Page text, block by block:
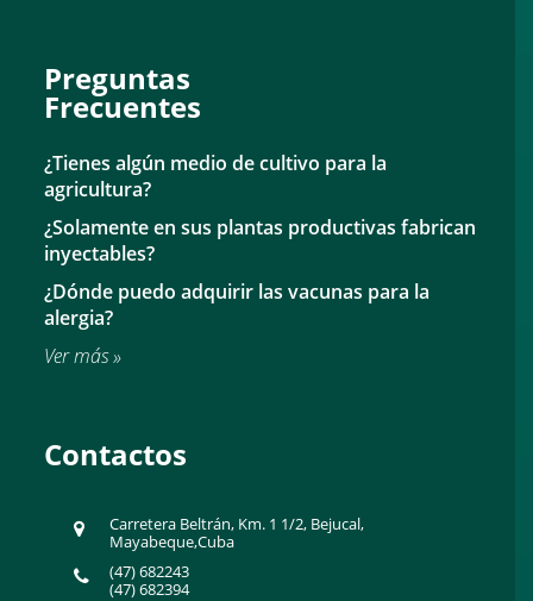
Preguntas
Frecuentes
¿Tienes algún medio de cultivo para la
agricultura?
¿Solamente en sus plantas productivas fabrican
inyectables?
¿Dónde puedo adquirir las vacunas para la
alergia?
Ver más »
Contactos
Carretera Beltrán, Km. 1 1/2, Bejucal,
Mayabeque,Cuba
(47) 682243
(47) 682394